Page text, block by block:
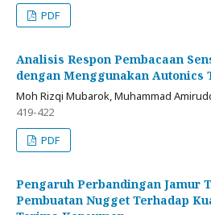
PDF
Analisis Respon Pembacaan
dengan Menggunakan Autonics
Moh Rizqi Mubarok, Muhammad
419-422
PDF
Pengaruh Perbandingan Jamur
Pembuatan Nugget Terhadap